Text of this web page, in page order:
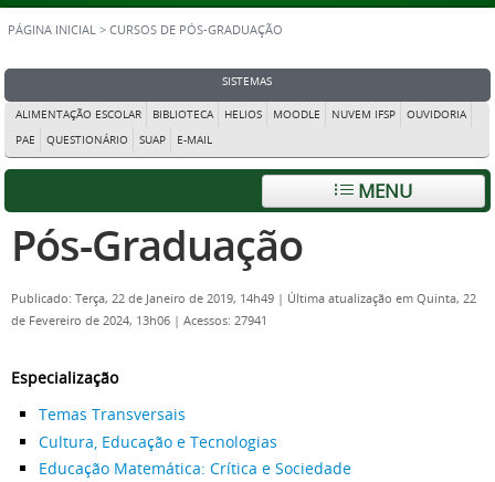
PÁGINA INICIAL > CURSOS DE PÓS-GRADUAÇÃO
SISTEMAS
ALIMENTAÇÃO ESCOLAR BIBLIOTECA HELIOS MOODLE NUVEM IFSP
OUVIDORIA
PAE
QUESTIONÁRIO SUAP E-MAIL
MENU
Pós-Graduação
Publicado: Terça, 22 de Janeiro de 2019, 14h49 | Última atualização em Quinta, 22
de Fevereiro de 2024, 13h06 | Acessos: 27941
Especialização
Temas Transversais
Cultura, Educação e Tecnologias
Educação Matemática: Crítica e Sociedade